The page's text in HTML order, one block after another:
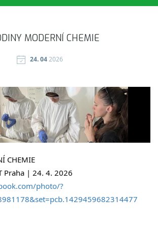
MODERNÍ CHEMIE
24. 042026
CHEMIE
Praha | 24. 4. 2026
photo/?